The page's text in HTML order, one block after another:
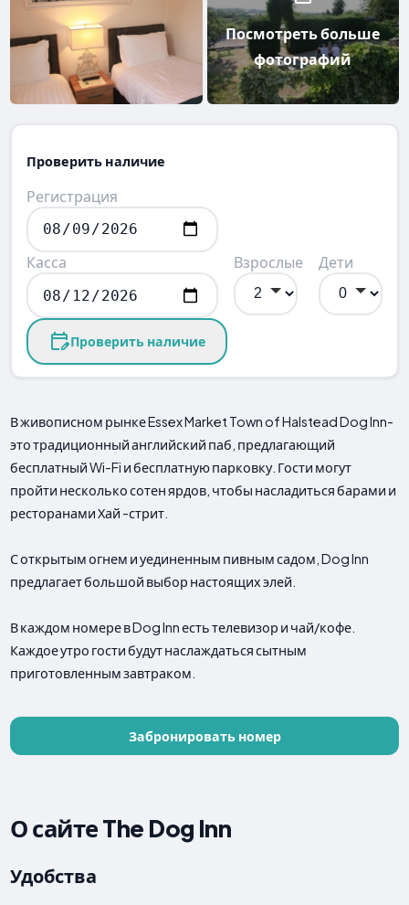
Посмотреть больше
фотографий
Проверить наличие
Регистрация
Касса Взрослые Дети
Проверить наличие
В живописном рынке Essex Market Town of Halstead Dog Inn-
это традиционный английский паб, предлагающий
бесплатный Wi-Fi и бесплатную парковку. Гости могут
пройти несколько сотен ярдов, чтобы насладиться барами и
ресторанами Хай -стрит.
С открытым огнем и уединенным пивным садом, Dog Inn
предлагает большой выбор настоящих элей.
В каждом номере в Dog Inn есть телевизор и чай/кофе.
Каждое утро гости будут наслаждаться сытным
приготовленным завтраком.
Забронировать номер
О сайте The Dog Inn
Удобства